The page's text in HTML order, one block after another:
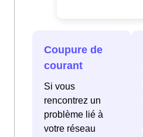
Coupure de
courant
Si vous
rencontrez un
problème lié à
votre réseau